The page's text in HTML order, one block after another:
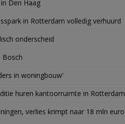
Den Haag
in Rotterdam volledig verhuurd
onderscheid
Bosch
in woningbouw'
huren kantoorruimte in Rotterdam
verlies krimpt naar 18 mln euro